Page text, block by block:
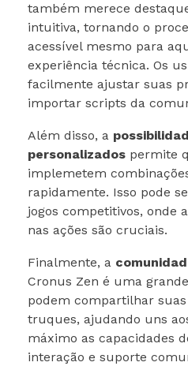
também merece
intuitiva, tornando o
acessível mesmo para
experiência técnica. Os
facilmente ajustar suas
importar scripts da
Além disso, a
personalizados permite
implemetem
rapidamente. Isso pode
jogos competitivos, onde
nas ações são cruciais.
Finalmente, a
Cronus Zen é uma
podem compartilhar
truques, ajudando uns
máximo as capacidades
interação e suporte